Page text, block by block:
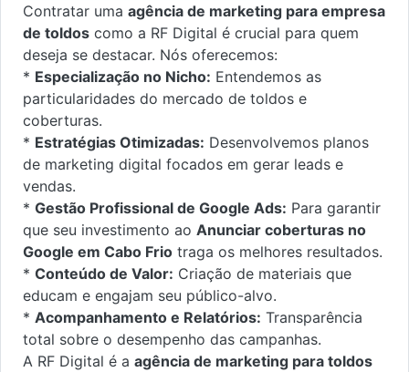
Contratar uma agência de marketing para empresa
de toldos como a RF Digital é crucial para quem
deseja se destacar. Nós oferecemos:
* Especialização no Nicho: Entendemos as
particularidades do mercado de toldos e
coberturas.
* Estratégias Otimizadas: Desenvolvemos planos
de marketing digital focados em gerar leads e
vendas.
* Gestão Profissional de Google Ads: Para garantir
que seu investimento ao Anunciar coberturas no
Google em Cabo Frio traga os melhores resultados.
* Conteúdo de Valor: Criação de materiais que
educam e engajam seu público-alvo.
* Acompanhamento e Relatórios: Transparência
total sobre o desempenho das campanhas.
A RF Digital é a agência de marketing para toldos